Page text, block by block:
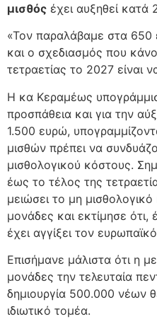
μισθός έχει αυξηθεί κατά
«Τον παραλάβαμε στα 650
και ο σχεδιασμός που
τετραετίας το 2027 είναι
Η κα Κεραμέως
προσπάθεια και για την
1.500 ευρώ,
μισθών πρέπει να
μισθολογικού κόστους.
έως το τέλος της
μειώσει το μη
μονάδες και εκτίμησε
έχει αγγίξει τον
Επισήμανε μάλιστα ότι η
μονάδες την τελευταία
δημιουργία 500.000 νέων
ιδιωτικό τομέα.